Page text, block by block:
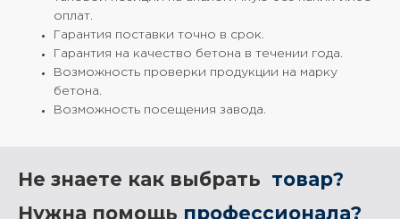
оплат.
Гарантия поставки точно в срок.
Гарантия на качество бетона в течении года.
Возможность проверки продукции на марку
бетона.
Возможность посещения завода.
Не знаете как выбрать товар?
Нужна помощь профессионала?